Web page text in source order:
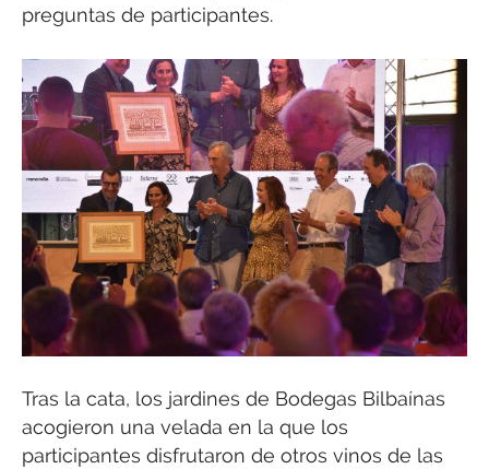
preguntas de participantes.
Tras la cata, los jardines de Bodegas Bilbaínas
acogieron una velada en la que los
participantes disfrutaron de otros vinos de las